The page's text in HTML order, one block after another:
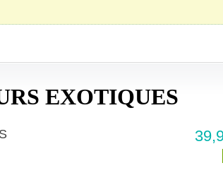
EXOTIQUES